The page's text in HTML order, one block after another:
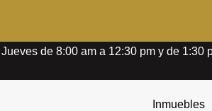
de 8:00 am a 12:30 pm y de
Inmuebles